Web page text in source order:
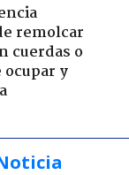
remolcar
cuerdas o
ocupar y